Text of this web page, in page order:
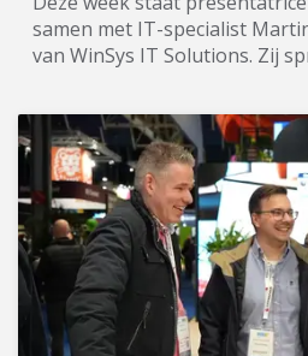
samen met IT-specialist
van WinSys IT Solutions. Zij
IT-bedrijf van ondernemer
helpt u onder meer om de
infrastructuur voor uw bedrijf
implementeren. Deze wordt
onderhouden (zonder
WinSys bedrijven van dienst
infrastructuur, telefonie (voip
internetverbinding (vpn),
WinSys staat voor veiligheid.
dat 'ouderwets'